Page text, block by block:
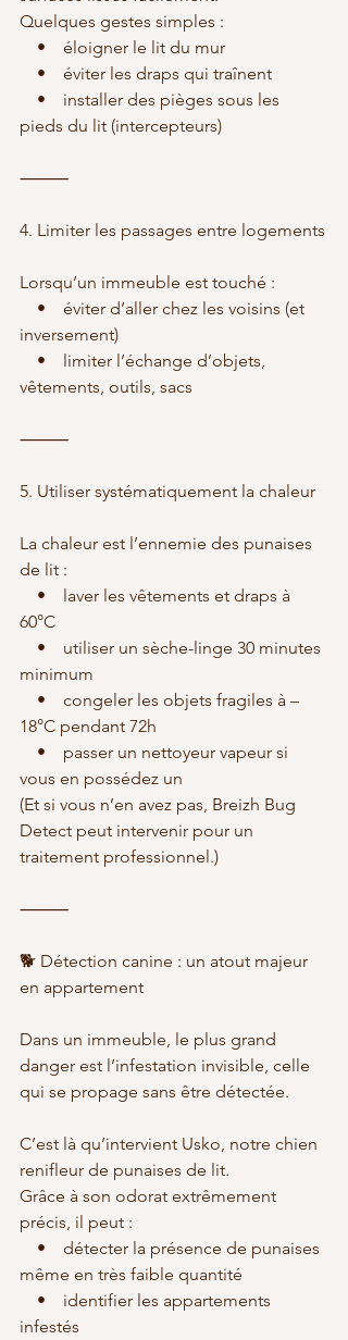
Quelques gestes simples :
•    éloigner le lit du mur
•    éviter les draps qui traînent
•    installer des pièges sous les
pieds du lit (intercepteurs)
⸻
4. Limiter les passages entre logements
Lorsqu’un immeuble est touché :
•    éviter d’aller chez les voisins (et
inversement)
•    limiter l’échange d’objets,
vêtements, outils, sacs
⸻
5. Utiliser systématiquement la chaleur
La chaleur est l’ennemie des punaises
de lit :
•    laver les vêtements et draps à
60°C
•    utiliser un sèche-linge 30 minutes
minimum
•    congeler les objets fragiles à –
18°C pendant 72h
•    passer un nettoyeur vapeur si
vous en possédez un
(Et si vous n’en avez pas, Breizh Bug
Detect peut intervenir pour un
traitement professionnel.)
⸻
🐕 Détection canine : un atout majeur
en appartement
Dans un immeuble, le plus grand
danger est l’infestation invisible, celle
qui se propage sans être détectée.
C’est là qu’intervient Usko, notre chien
renifleur de punaises de lit.
Grâce à son odorat extrêmement
précis, il peut :
•    détecter la présence de punaises
même en très faible quantité
•    identifier les appartements
infestés